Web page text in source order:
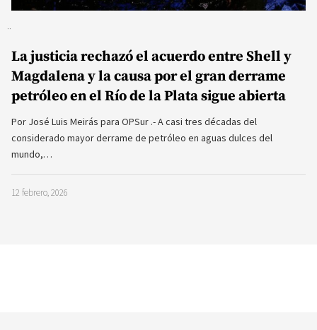
La justicia rechazó el acuerdo entre Shell y
Magdalena y la causa por el gran derrame
petróleo en el Río de la Plata sigue abierta
Por José Luis Meirás para OPSur .- A casi tres décadas del
considerado mayor derrame de petróleo en aguas dulces del
mundo,…
12 febrero, 2026